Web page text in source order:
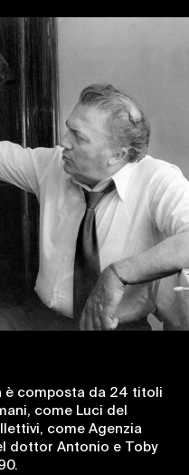
è composta da 24 titoli
come Luci del
come Agenzia
dottor Antonio e Toby